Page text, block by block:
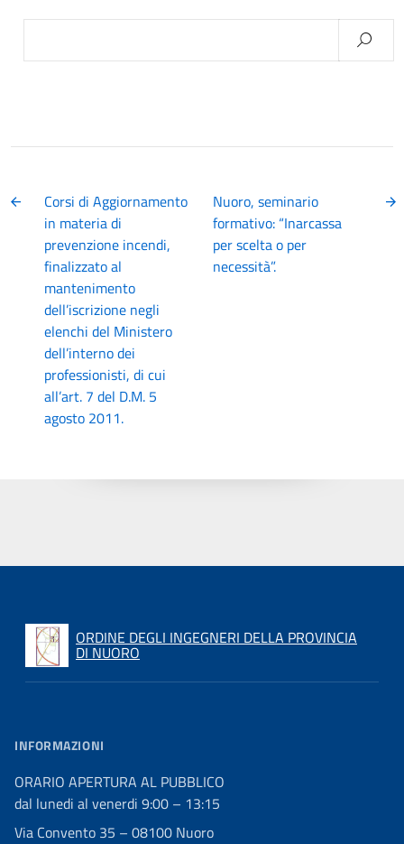
Corsi di Aggiornamento
in materia di
prevenzione incendi,
finalizzato al
mantenimento
dell’iscrizione negli
elenchi del Ministero
dell’interno dei
professionisti, di cui
all’art. 7 del D.M. 5
agosto 2011.
Nuoro, seminario
formativo: “Inarcassa
per scelta o per
necessità”.
ORDINE DEGLI INGEGNERI DELLA PROVINCIA
DI NUORO
INFORMAZIONI
ORARIO APERTURA AL PUBBLICO
dal lunedi al venerdi 9:00 – 13:15
Via Convento 35 – 08100 Nuoro